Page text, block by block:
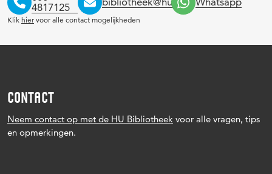
4817125
Klik hier voor alle contact mogelijkheden
CONTACT
Neem contact op met de HU Bibliotheek voor alle vragen, tips
en opmerkingen.